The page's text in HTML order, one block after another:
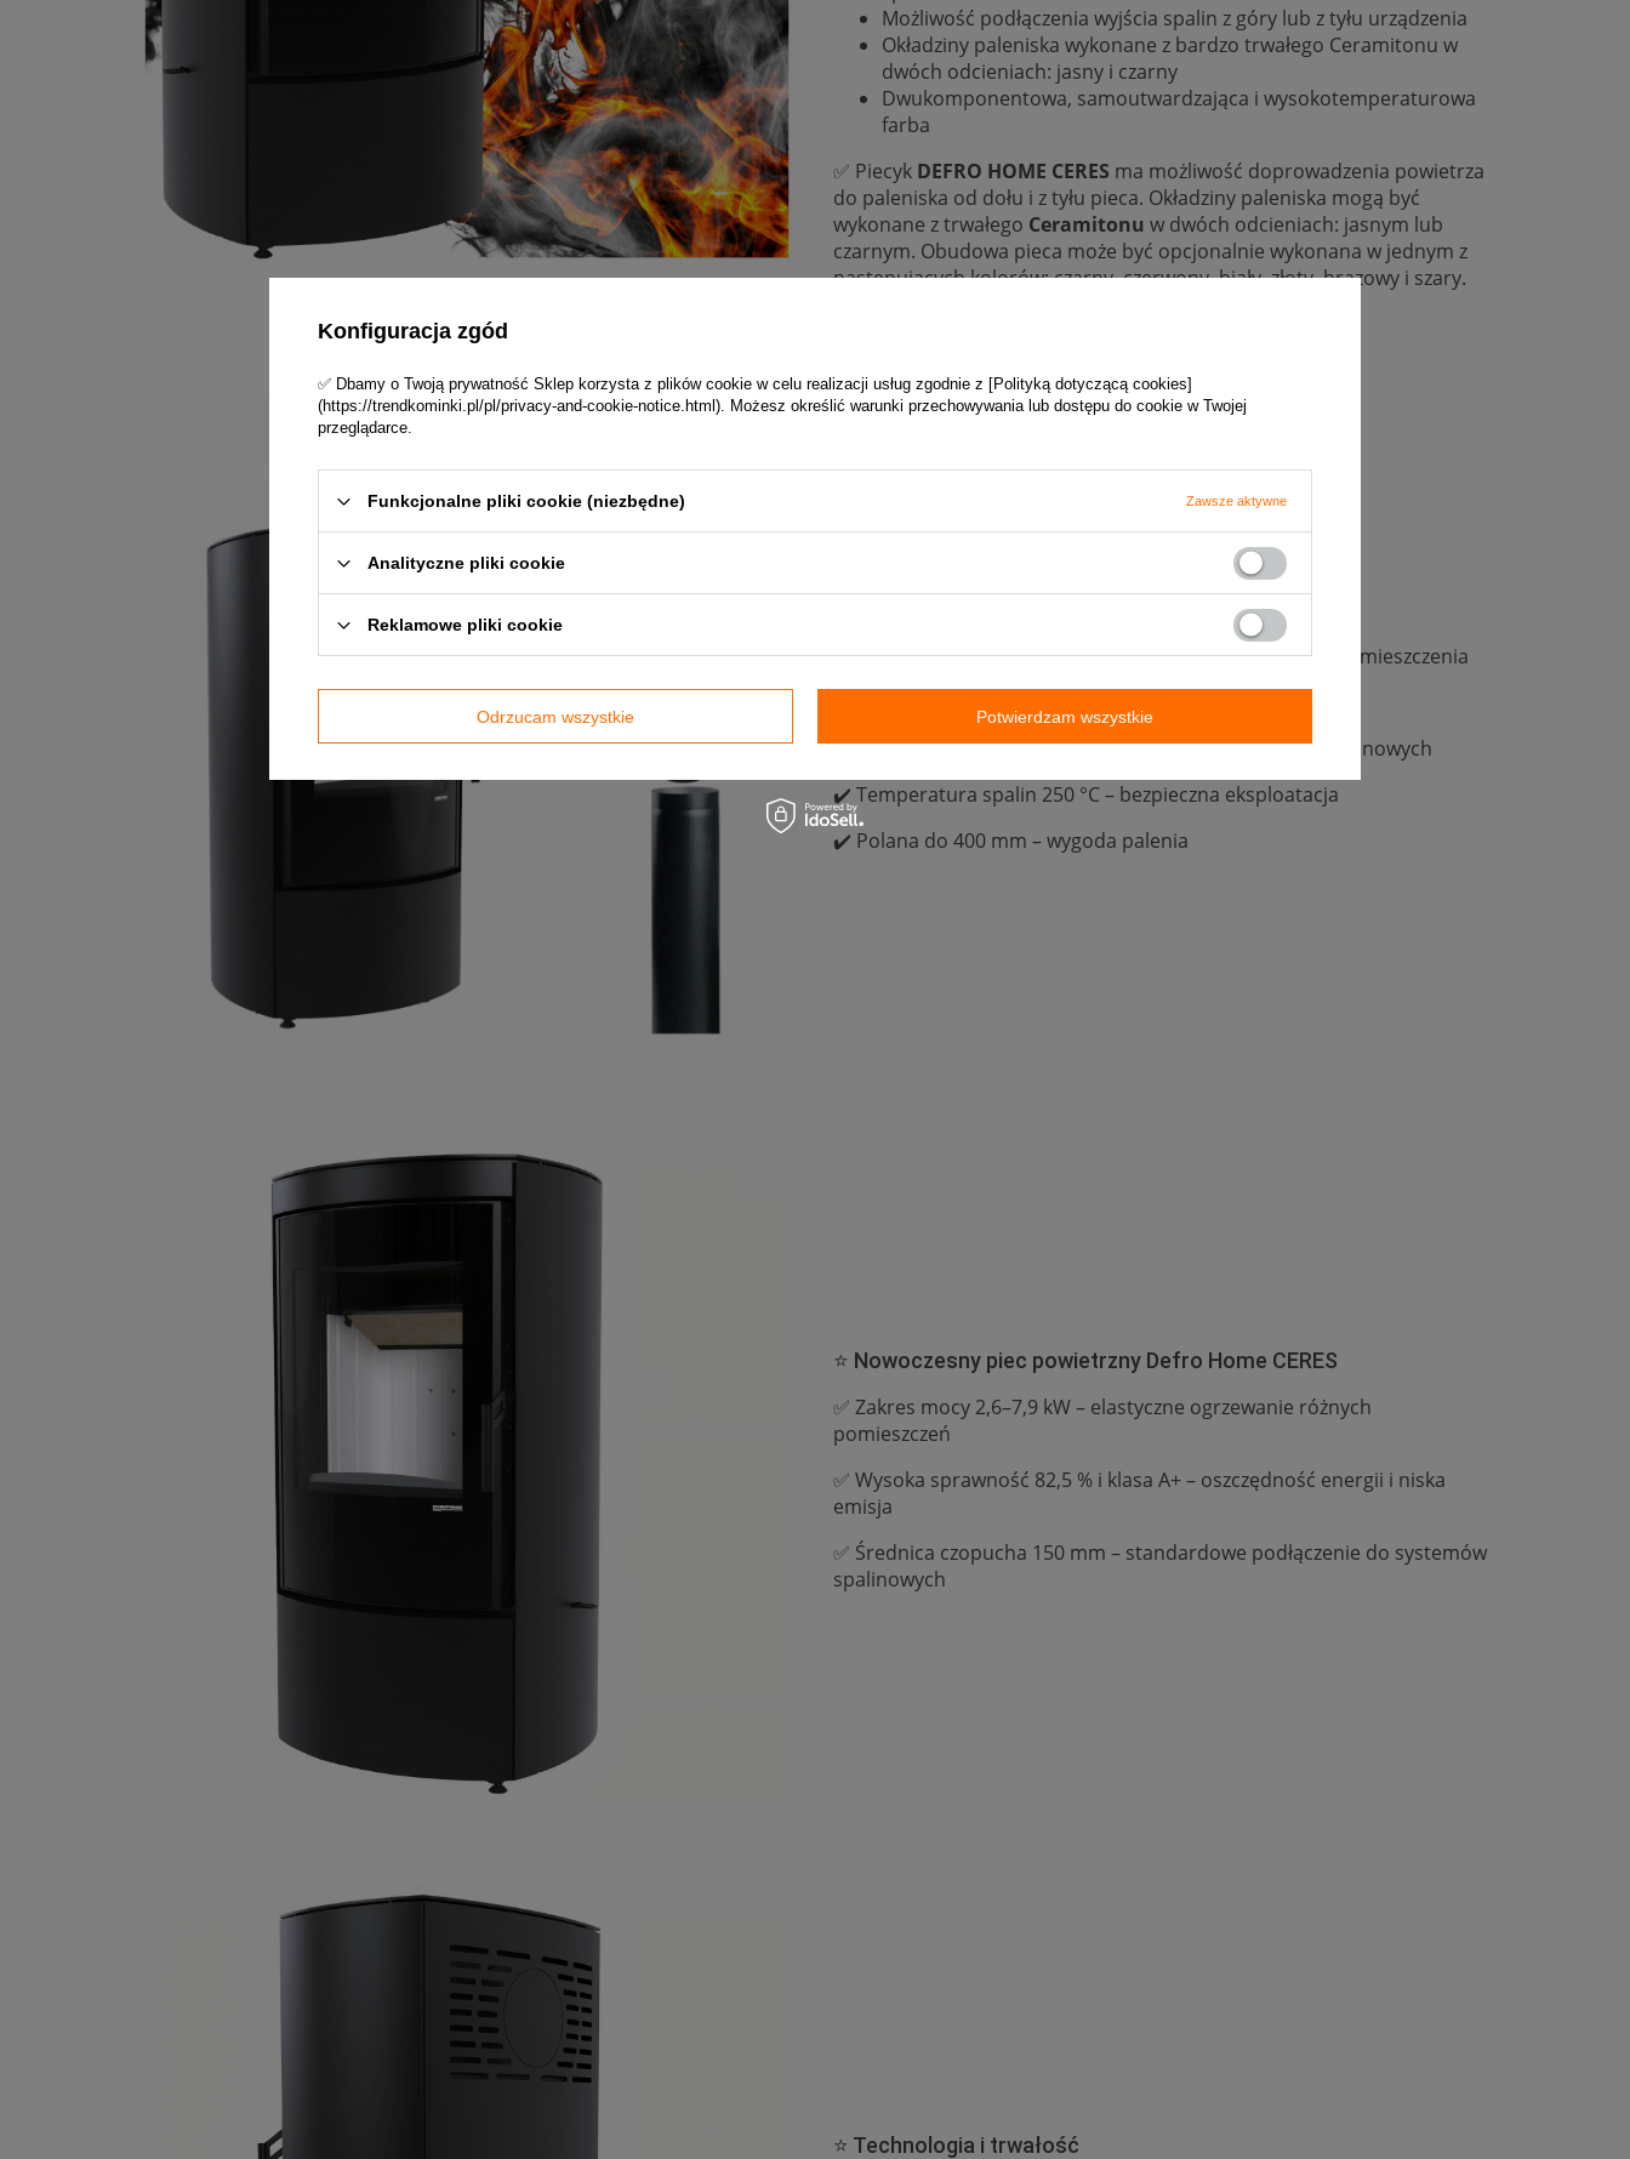
Możliwość podłączenia wyjścia spalin z góry lub z tyłu urządzenia
Okładziny paleniska wykonane z bardzo trwałego Ceramitonu w
dwóch odcieniach: jasny i czarny
Dwukomponentowa, samoutwardzająca i wysokotemperaturowa
farba
✅ Piecyk DEFRO HOME CERES ma możliwość doprowadzenia powietrza
do paleniska od dołu i z tyłu pieca. Okładziny paleniska mogą być
wykonane z trwałego Ceramitonu w dwóch odcieniach: jasnym lub
czarnym. Obudowa pieca może być opcjonalnie wykonana w jednym z
następujących kolorów: czarny, czerwony, biały, złoty, brązowy i szary.
✔️ Zakres mocy 2,6–7,9 kW – dopasowanie do kubatury pomieszczenia
✔️ Czopuch 146 mm – pasuje do typowych systemów kominowych
✔️ Temperatura spalin 250 °C – bezpieczna eksploatacja
✔️ Polana do 400 mm – wygoda palenia
⭐️ Nowoczesny piec powietrzny Defro Home CERES
✅ Zakres mocy 2,6–7,9 kW – elastyczne ogrzewanie różnych
pomieszczeń
✅ Wysoka sprawność 82,5 % i klasa A+ – oszczędność energii i niska
emisja
✅ Średnica czopucha 150 mm – standardowe podłączenie do systemów
spalinowych
⭐️ Technologia i trwałość
Konfiguracja zgód
✅ Dbamy o Twoją prywatność Sklep korzysta z plików cookie w celu realizacji usług zgodnie z [Polityką dotyczącą cookies]
(https://trendkominki.pl/pl/privacy-and-cookie-notice.html). Możesz określić warunki przechowywania lub dostępu do cookie w Twojej
przeglądarce.
Funkcjonalne pliki cookie (niezbędne) Zawsze aktywne
Analityczne pliki cookie
Reklamowe pliki cookie
Odrzucam wszystkie Potwierdzam wszystkie